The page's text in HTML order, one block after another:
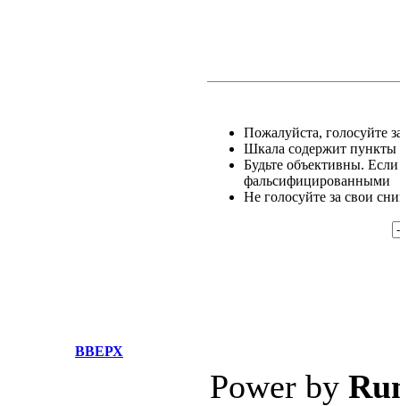
Пожалуйста, голосуйте
Шкала содержит пункты
Будьте объективны.
фальсифицированными
Не голосуйте за свои
ВВЕРХ
Power by